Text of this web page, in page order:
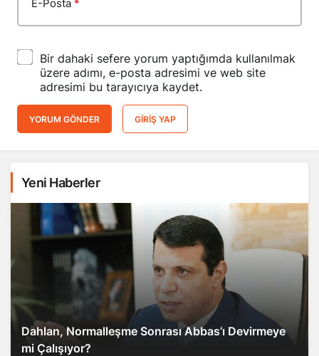
E-Posta *
Bir dahaki sefere yorum yaptığımda kullanılmak
üzere adımı, e-posta adresimi ve web site
adresimi bu tarayıcıya kaydet.
YORUM GÖNDER GIRIŞ YAP
Yeni Haberler
Dahlan, Normalleşme Sonrası Abbas’ı Devirmeye
mi Çalışıyor?